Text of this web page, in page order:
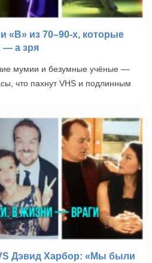
«B» из 70–90-х, которые
— а зря
мумии и безумные учёные —
что пахнут VHS и подлинным
Дэвид Харбор: «Мы были